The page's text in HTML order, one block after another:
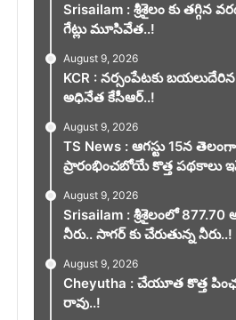
Srisailam : శ్రీశైలం కు తగ్గిన
గేట్లు మూసివేత..!
August 9, 2026
KCR : నర్సంపేటకు
అధినేత కేసీఆర్..!
August 9, 2026
TS News : ఆగస్టు 15న
ప్రారంభించబోయే కొత్త పథకాలు
August 9, 2026
Srisailam : శ్రీశైలంలో 877.70
నీరు.. సాగర్ కు చేరుతున్న నీరు..!
August 9, 2026
Cheyutha : చేయూత కొత్త
రావు..!